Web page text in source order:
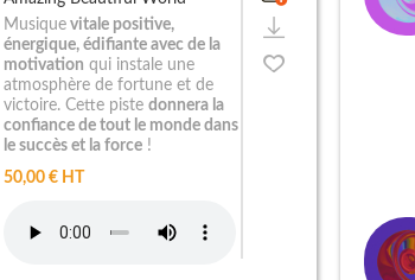
Musique vitale positive,
énergique, édifiante avec de la
motivation qui instale une
atmosphère de fortune et de
victoire. Cette pistedonnera la
confiance de tout le monde dans
le succès et la force !
50,00 € HT